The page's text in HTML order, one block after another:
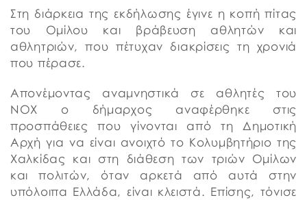
Στη διάρκεια της εκδήλωσης έγινε η κοπή πίτας
του Ομίλου και βράβευση αθλητών και
αθλητριών, που πέτυχαν διακρίσεις τη χρονιά
που πέρασε.
Απονέμοντας αναμνηστικά σε αθλητές του
ΝΟΧ ο δήμαρχος αναφέρθηκε στις
προσπάθειες που γίνονται από τη Δημοτική
Αρχή για να είναι ανοιχτό το Κολυμβητήριο της
Χαλκίδας και στη διάθεση των τριών Ομίλων
και πολιτών, όταν αρκετά από αυτά στην
υπόλοιπα Ελλάδα, είναι κλειστά. Επίσης, τόνισε